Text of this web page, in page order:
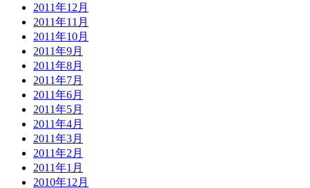
2011年12月
2011年11月
2011年10月
2011年9月
2011年8月
2011年7月
2011年6月
2011年5月
2011年4月
2011年3月
2011年2月
2011年1月
2010年12月